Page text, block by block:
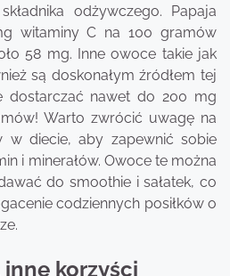
odżywczego. Papaja
witaminy C na 100 gramów
58 mg. Inne owoce takie jak
są doskonałym źródłem tej
dostarczać nawet do 200 mg
Warto zwrócić uwagę na
w diecie, aby zapewnić sobie
i minerałów. Owoce te można
do smoothie i sałatek, co
codziennych posiłków o
korzyści